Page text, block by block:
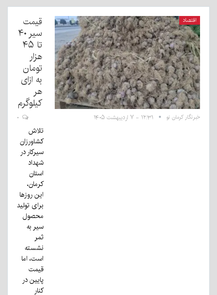
اقتصاد
قیمت
سیر ۴۰
تا ۴۵
هزار
تومان‌
به ازای
هر
کیلوگرم
خبرنگار کرمان نو ۱۲:۳۱ - ۷ اردیبهشت ۱۴۰۵
تلاش
کشاورزان
سیرکار در
شهداد
استان
کرمان،
این روزها
برای تولید
محصول
سیر به
ثمر
نشسته
است، اما
قیمت
پایین در
کنار